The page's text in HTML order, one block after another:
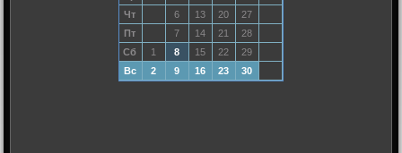
Чт
6 13 20
27
Пт
7 14 21
28
Сб
1 8 15 22
29
Вс
2 9 16 23 30